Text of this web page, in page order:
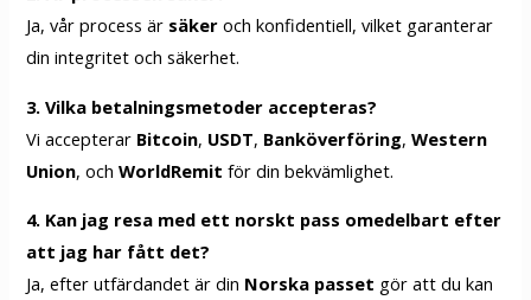
Ja, vår process är säker och konfidentiell, vilket garanterar
din integritet och säkerhet.
3. Vilka betalningsmetoder accepteras?
Vi accepterar Bitcoin, USDT, Banköverföring,Western
Union, ochWorldRemit för din bekvämlighet.
4. Kan jag resa med ett norskt pass omedelbart efter
att jag har fått det?
Ja, efter utfärdandet är din Norska passet gör att du kan